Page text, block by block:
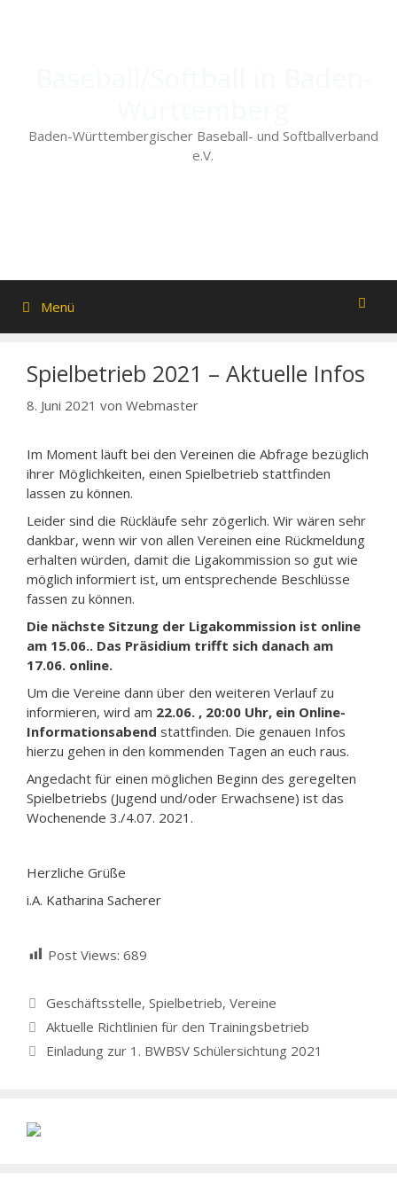
Baden-Württembergischer Baseball- und Softballverband
e.V.
Menü
Spielbetrieb 2021 – Aktuelle Infos
8. Juni 2021 von Webmaster
Im Moment läuft bei den Vereinen die Abfrage bezüglich
ihrer Möglichkeiten, einen Spielbetrieb stattfinden
lassen zu können.
Leider sind die Rückläufe sehr zögerlich. Wir wären sehr
dankbar, wenn wir von allen Vereinen eine Rückmeldung
erhalten würden, damit die Ligakommission so gut wie
möglich informiert ist, um entsprechende Beschlüsse
fassen zu können.
Die nächste Sitzung der Ligakommission ist online
am 15.06.. Das Präsidium trifft sich danach am
17.06. online.
Um die Vereine dann über den weiteren Verlauf zu
informieren, wird am 22.06. , 20:00 Uhr, ein Online-
Informationsabend stattfinden. Die genauen Infos
hierzu gehen in den kommenden Tagen an euch raus.
Angedacht für einen möglichen Beginn des geregelten
Spielbetriebs (Jugend und/oder Erwachsene) ist das
Wochenende 3./4.07. 2021.
Herzliche Grüße
i.A. Katharina Sacherer
Post Views: 689
Kategorien
Geschäftsstelle, Spielbetrieb, Vereine
Aktuelle Richtlinien für den Trainingsbetrieb
Einladung zur 1. BWBSV Schülersichtung 2021